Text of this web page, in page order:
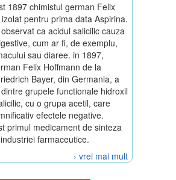
1897 chimistul german Felix
pentru prima data Aspirina.
ca acidul salicilic cauza
cum ar fi, de exemplu,
sau diaree. in 1897,
Felix Hoffmann de la
Bayer, din Germania, a
grupele functionale hidroxil
cu o grupa acetil, care
efectele negative.
primul medicament de sinteza
farmaceutice.
› vrei mai mult